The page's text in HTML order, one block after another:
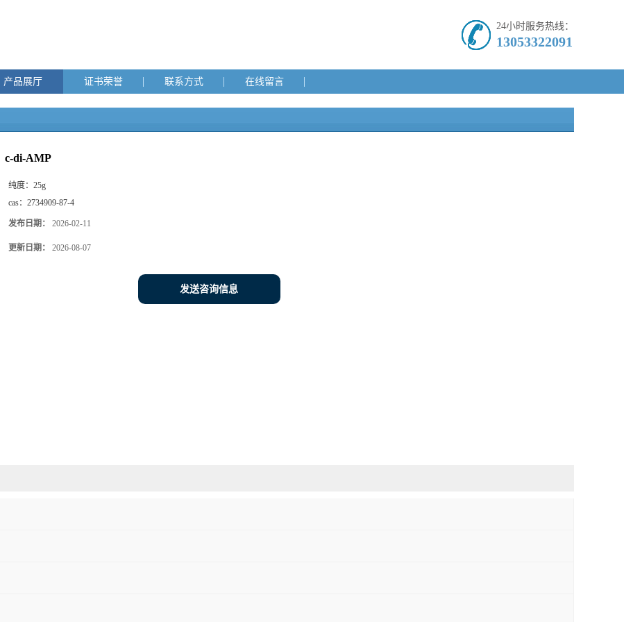
24小时服务热线：
13053322091
产品展厅 证书荣誉 联系方式 在线留言
c-di-AMP
纯度： 25g
cas： 2734909-87-4
发布日期： 2026-02-11
更新日期： 2026-08-07
发送咨询信息